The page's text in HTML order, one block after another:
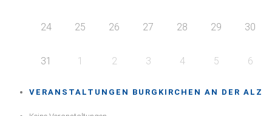
24 25 26 27 28 29 30
31 1 2 3 4 5 6
VERANSTALTUNGEN BURGKIRCHEN AN DER ALZ